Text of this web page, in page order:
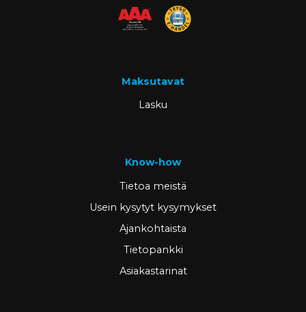
Maksutavat
Lasku
Know-how
Tietoa meistä
Usein kysytyt kysymykset
Ajankohtaista
Tietopankki
Asiakastarinat